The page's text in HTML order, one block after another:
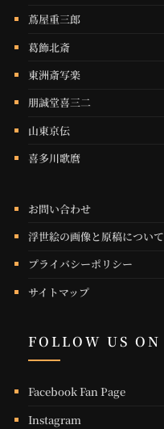
蔦屋重三郎
葛飾北斎
東洲斎写楽
朋誠堂喜三二
山東京伝
喜多川歌麿
お問い合わせ
浮世絵の画像と原稿について
プライバシーポリシー
サイトマップ
FOLLOW US ON
Facebook Fan Page
Instagram